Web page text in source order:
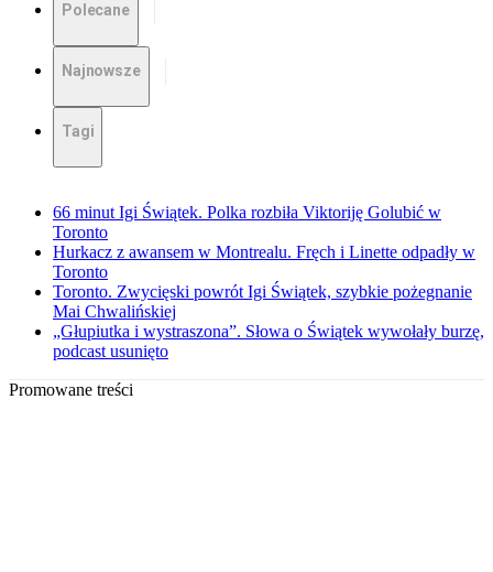
Polecane
Najnowsze
Tagi
66 minut Igi Świątek. Polka rozbiła Viktoriję Golubić w
Toronto
Hurkacz z awansem w Montrealu. Fręch i Linette odpadły w
Toronto
Toronto. Zwycięski powrót Igi Świątek, szybkie pożegnanie
Mai Chwalińskiej
„Głupiutka i wystraszona”. Słowa o Świątek wywołały burzę,
podcast usunięto
Promowane treści